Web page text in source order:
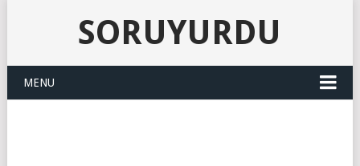
SORUYURDU
MENU